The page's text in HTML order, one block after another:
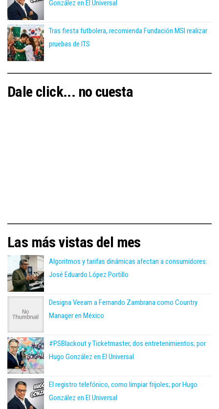
González en El Universal
Tras fiesta futbolera, recomienda Fundación MSI realizar
pruebas de ITS
Dale click... no cuesta
Las más vistas del mes
Algoritmos y tarifas dinámicas afectan a consumidores:
José Eduardo López Portillo
Designa Veeam a Fernando Zambrana como Country
Manager en México
#PSBlackout y Ticketmaster, dos entretenimientos; por
Hugo González en El Universal
El registro telefónico, como limpiar frijoles; por Hugo
González en El Universal